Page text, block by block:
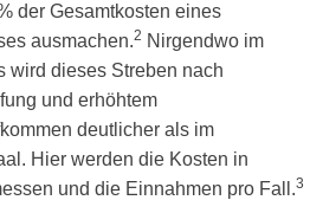
selected
search
users
can
use
der Gesamtkosten eines
ausmachen.2 Nirgendwo im
wird dieses Streben nach
und erhöhtem
deutlicher als im
Hier werden die Kosten in
und die Einnahmen pro Fall.3